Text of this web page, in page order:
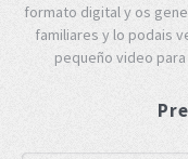
formato digital y os
familiares y lo podais
pequeño video